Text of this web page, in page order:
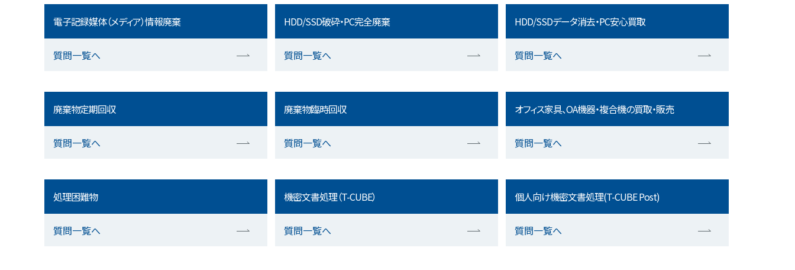
電子記録媒体（メディア）情報廃棄
質問一覧へ
HDD/SSD破砕・PC完全廃棄
質問一覧へ
HDD/SSDデータ消去・PC安心買取
質問一覧へ
廃棄物定期回収
質問一覧へ
廃棄物臨時回収
質問一覧へ
オフィス家具、OA機器・複合機の買取・販売
質問一覧へ
処理困難物
質問一覧へ
機密文書処理（T-CUBE）
質問一覧へ
個人向け機密文書処理(T-CUBE Post)
質問一覧へ